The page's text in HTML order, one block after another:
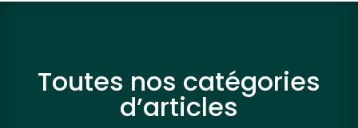
Toutes nos catégories
d’articles